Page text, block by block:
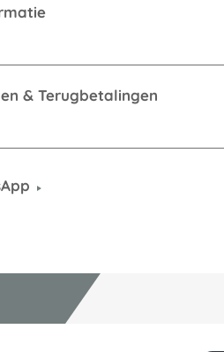
& Terugbetalingen